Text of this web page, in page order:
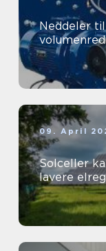
Neddeler
09. April
Solceller
lavere